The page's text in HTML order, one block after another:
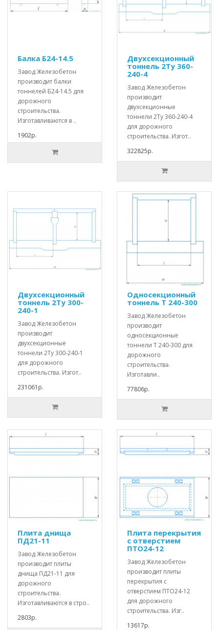
Балка Б24-14.5
Завод Железобетон
производит балки
тоннелей Б24-14.5 для
дорожного
строительства.
Изготавливаются в ..
1902р.
Двухсекционный
тоннель 2Ту 360-
240-4
Завод Железобетон
производит
двухсекционные
тоннели 2Ту 360-240-4
для дорожного
строительства. Изгот..
322825р.
Двухсекционный
тоннель 2Ту 300-
240-1
Завод Железобетон
производит
двухсекционные
тоннели 2Ту 300-240-1
для дорожного
строительства. Изгот..
231061р.
Односекционный
тоннель Т 240-300
Завод Железобетон
производит
односекционные
тоннели Т 240-300 для
дорожного
строительства.
Изготавли..
77806р.
Плита днища
ПД21-11
Завод Железобетон
производит плиты
днища ПД21-11 для
дорожного
строительства.
Изготавливаются в стро..
2803р.
Плита перекрытия
с отверстием
ПТО24-12
Завод Железобетон
производит плиты
перекрытия с
отверстием ПТО24-12
для дорожного
строительства. Изг..
13617р.